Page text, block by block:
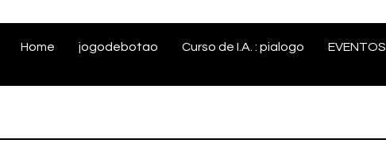
Home jogodebotao Curso de I.A. : pialogo EVENTOS